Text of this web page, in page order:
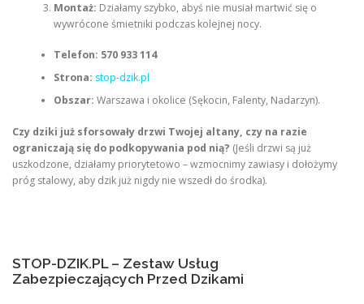
Montaż: Działamy szybko, abyś nie musiał martwić się o
wywrócone śmietniki podczas kolejnej nocy.
Telefon: 570 933 114
Strona: stop-dzik.pl
Obszar: Warszawa i okolice (Sękocin, Falenty, Nadarzyn).
Czy dziki już sforsowały drzwi Twojej altany, czy na razie
ograniczają się do podkopywania pod nią? (Jeśli drzwi są już
uszkodzone, działamy priorytetowo – wzmocnimy zawiasy i dołożymy
próg stalowy, aby dzik już nigdy nie wszedł do środka).
STOP-DZIK.PL – Zestaw Usług
Zabezpieczających Przed Dzikami